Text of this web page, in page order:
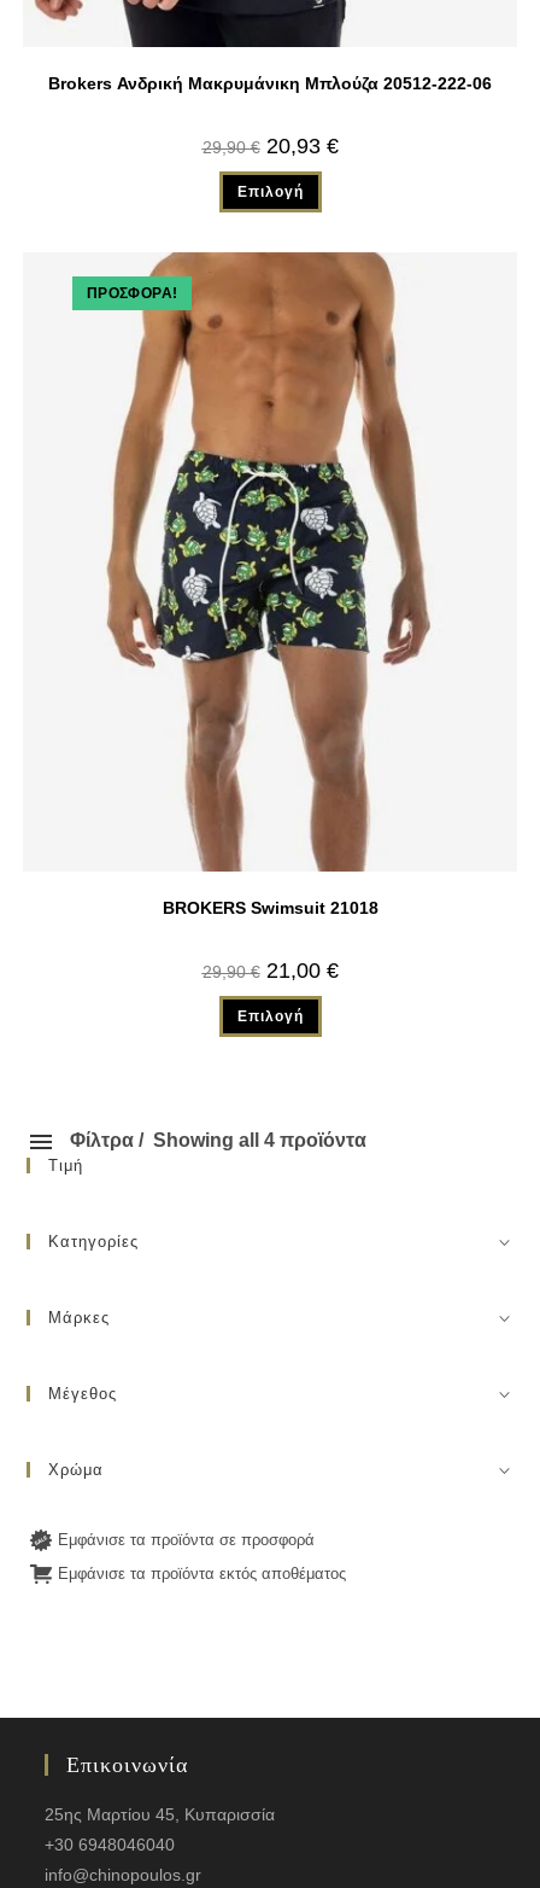
Brokers Ανδρική Μακρυμάνικη Μπλούζα 20512-222-06
29,90€ 20,93 €
Επιλογή
ΠΡΟΣΦΟΡΆ!
BROKERS Swimsuit 21018
29,90€ 21,00 €
Επιλογή
Φίλτρα Showing all 4 προϊόντα
Τιμή
Κατηγορίες
Μάρκες
Μέγεθος
Χρώμα
Εμφάνισε τα προϊόντα σε προσφορά
Εμφάνισε τα προϊόντα εκτός αποθέματος
Επικοινωνία
25ης Μαρτίου 45, Κυπαρισσία
+30 6948046040
info@chinopoulos.gr